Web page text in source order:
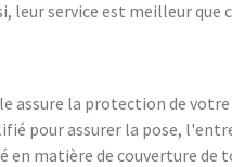
leur service est meilleur que
assure la protection de
pour assurer la pose,
en matière de couverture de